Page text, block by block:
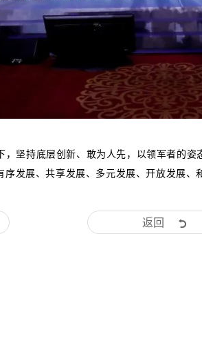
坚持底层创新、敢为人先，以领军者的
发展、共享发展、多元发展、开放发展、
返回